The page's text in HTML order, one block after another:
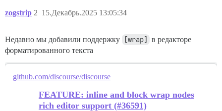
zogstrip 15.Декабрь.2025 13:05:34
2
Недавно мы добавили поддержку [wrap]
в редакторе
форматированного текста
github.com/discourse/discourse
FEATURE: inline and block wrap nodes
rich editor support (#36591)